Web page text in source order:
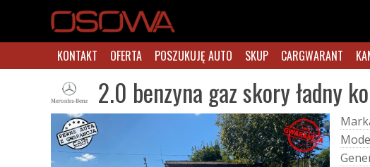
KONTAKT OFERTA POSZUKUJĘ AUTO SKUP CARGWARANT
2.0 benzyna gaz skory ładny
Mark
Mode
Gene